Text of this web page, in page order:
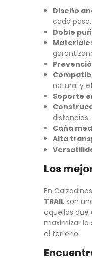
Diseño
cada paso.
Doble
natural y
Soporte
distancias.
Caña
Alta
Los
En
TRAIL son
aquellos
maximizar la
al terreno.